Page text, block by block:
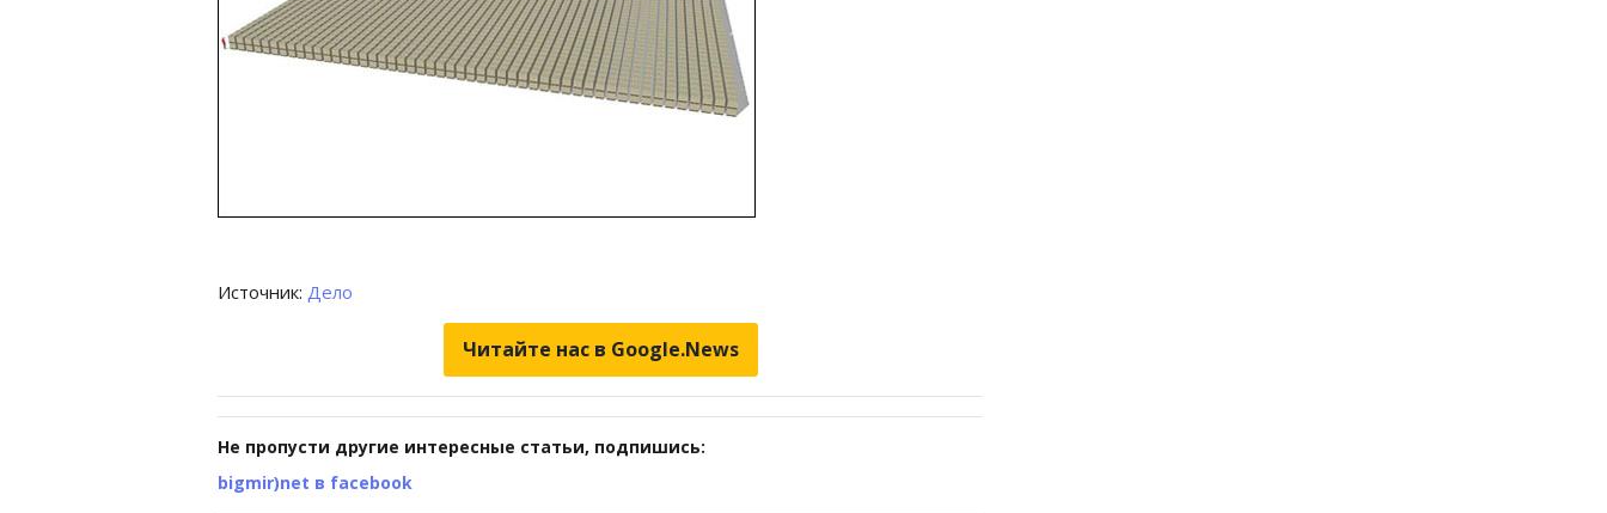
Источник: Дело
Читайте нас в Google.News
Не пропусти другие интересные статьи, подпишись:
bigmir)net в facebook